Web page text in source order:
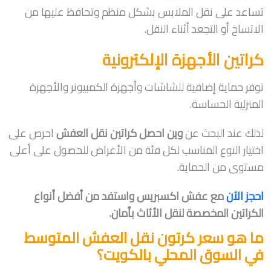
تساعد على نقل الملابس بشكل منظم وتحافظ عليها من
الاتساخ أو التجعد أثناء النقل.
كراتين الأجهزة الإلكترونية
توفر حماية إضافية للشاشات وأجهزة الكمبيوتر والأجهزة
المنزلية الحساسة.
لذلك عند البحث عنوين احصل كراتين نقل العفشاحرص على
اختيار النوع المناسب لكل فئة من الأغراض للحصول على أعلى
مستوى من الحماية.
احجز الآنمع عفش اكسبريس واستفد من أفضل أنواع
الكراتين المخصصة لنقل الأثاث بأمان.
ما هو سعر كرتون نقل العفش المتوسط
في السوق المحلي بالكويت؟